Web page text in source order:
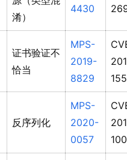
淆）
4430
证书验证不
恰当
MPS-
2019-
8829
反序列化
MPS-
2020-
0057